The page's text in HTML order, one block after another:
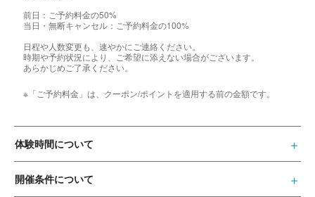
前日：ご予約料金の50%
当日・無断キャンセル：ご予約料金の100%
日程や人数変更も、速やかにご連絡ください。
時期や予約状況により、ご希望に添えない場合がございます。
あらかじめご了承ください。
※「ご予約料金」は、クーポン/ポイントを適用する前の金額です。
体験時間について
開催条件について